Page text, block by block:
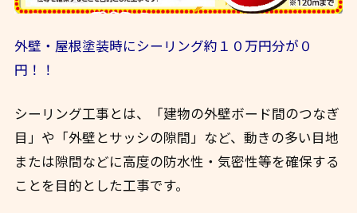
外壁・屋根塗装時にシーリング約１０万円分が０
円！！
シーリング工事とは、「建物の外壁ボード間のつなぎ
目」や「外壁とサッシの隙間」など、動きの多い目地
または隙間などに高度の防水性・気密性等を確保する
ことを目的とした工事です。